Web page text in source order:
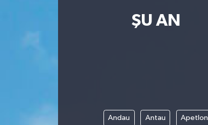
ŞU AN
Andau Antau Apetlon